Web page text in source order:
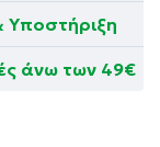
Υποστήριξη
άνω των 49€